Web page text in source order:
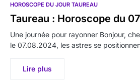
HOROSCOPE DU JOUR TAUREAU
Taureau : Horoscope du
Une journée pour rayonner Bonjour,
le 07.08.2024, les astres se
Lire plus